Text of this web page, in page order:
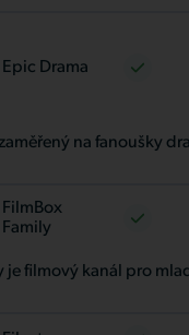
Epic Drama
na fanoušky
FilmBox
Family
je filmový kanál pro